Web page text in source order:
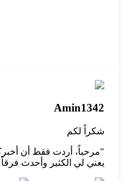
Amin1342
شكراً لكم
"مرحباً، أردت فقط أن
يعني لي الكثير وأحدث